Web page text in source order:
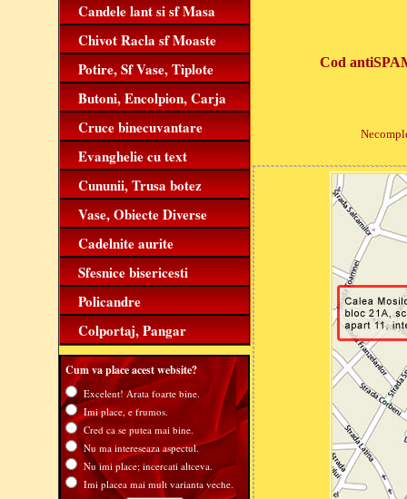
Candele lant si sf Masa
Chivot Racla sf Moaste
Potire, Sf Vase, Tiplote
Butoni, Encolpion, Carja
Cruce binecuvantare
Evanghelie cu text
Cununii, Trusa botez
Vase, Obiecte Diverse
Cadelnite aurite
Sfesnice bisericesti
Policandre
Colportaj, Pangar
Cum va place acest website?
Excelent! Arata foarte bine.
Imi place, e frumos.
Cred ca se putea mai bine.
Nu ma intereseaza aspectul.
Nu imi place; incercati altceva.
Imi placea mai mult varianta veche.
Cod